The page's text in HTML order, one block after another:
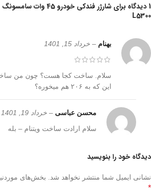
1 دیدگاه برای
L5300
بهنام – خرداد 15, 1401
سلام. ساخت کجا هست؟ چون من
این که به ۲۰۶ هم میخوره؟
محسن عباسی – خرداد 19, 1401
سلام ارادت ساخت ویتنام – بله
دیدگاه خود را بنویسید
نشانی ایمیل شما منتشر نخواهد شد. بخش‌های
*